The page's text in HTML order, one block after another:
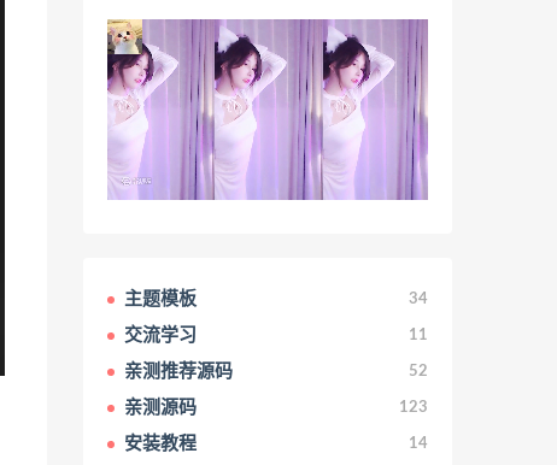
主题模板 34
交流学习 11
亲测推荐源码 52
亲测源码 123
安装教程 14